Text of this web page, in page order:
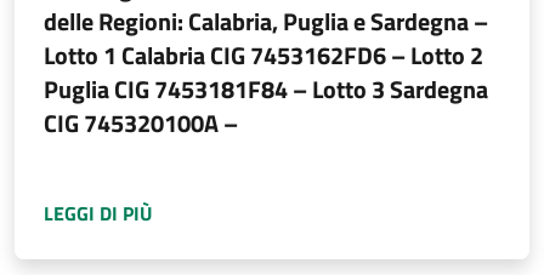
delle Regioni: Calabria, Puglia e Sardegna –
Lotto 1 Calabria CIG 7453162FD6 – Lotto 2
Puglia CIG 7453181F84 – Lotto 3 Sardegna
CIG 745320100A –
LEGGI DI PIÙ